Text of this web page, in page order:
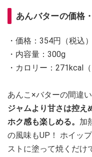
あんバターの価格
・価格：354円（税
・内容量：300g
・カロリー：271kcal
あんこ×バターの間違
ジャムより甘さは控え
ホク感も楽しめる。 加
の風味もUP！ ホイッ
ストに塗って焼くだけ